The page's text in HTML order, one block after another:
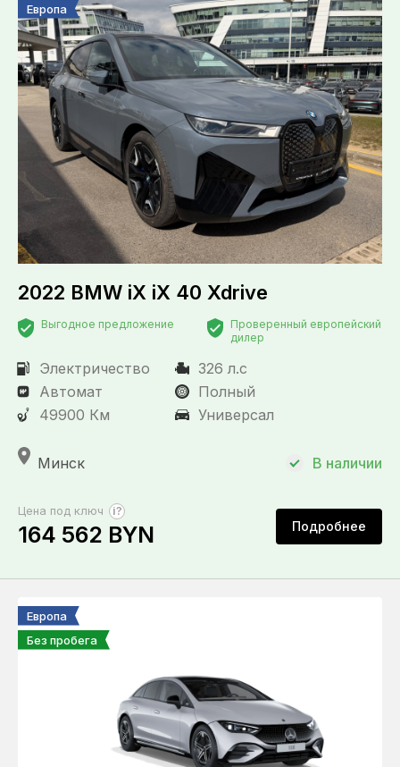
Европа
2022 BMW iX iX 40 Xdrive
Выгодное предложение
Проверенный европейский
дилер
Электричество
326 л.с
Автомат
Полный
49900 Км
Универсал
Минск
Цена под ключ ?
164 562 BYN Подробнее
В наличии
Европа
Без пробега